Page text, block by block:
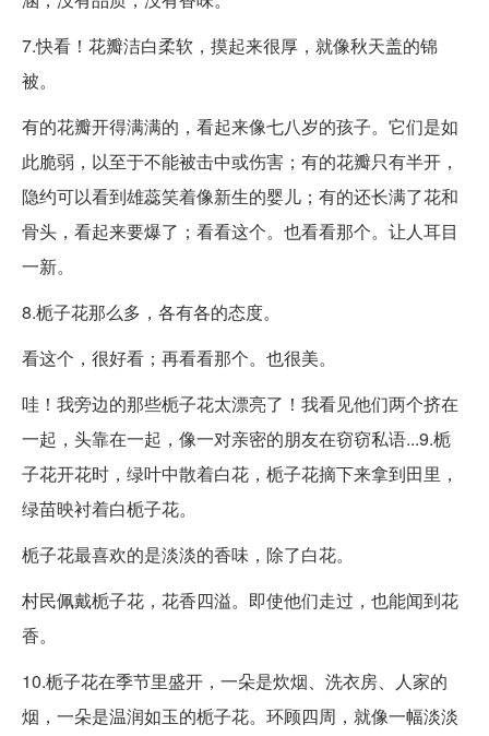
7.快看！花瓣洁白柔软，摸起来很厚，就像秋天盖的锦
被。
有的花瓣开得满满的，看起来像七八岁的孩子。它们是如
此脆弱，以至于不能被击中或伤害；有的花瓣只有半开，
隐约可以看到雄蕊笑着像新生的婴儿；有的还长满了花和
骨头，看起来要爆了；看看这个。也看看那个。让人耳目
一新。
8.栀子花那么多，各有各的态度。
看这个，很好看；再看看那个。也很美。
哇！我旁边的那些栀子花太漂亮了！我看见他们两个挤在
一起，头靠在一起，像一对亲密的朋友在窃窃私语...9.栀
子花开花时，绿叶中散着白花，栀子花摘下来拿到田里，
绿苗映衬着白栀子花。
栀子花最喜欢的是淡淡的香味，除了白花。
村民佩戴栀子花，花香四溢。即使他们走过，也能闻到花
香。
10.栀子花在季节里盛开，一朵是炊烟、洗衣房、人家的
烟，一朵是温润如玉的栀子花。环顾四周，就像一幅淡淡